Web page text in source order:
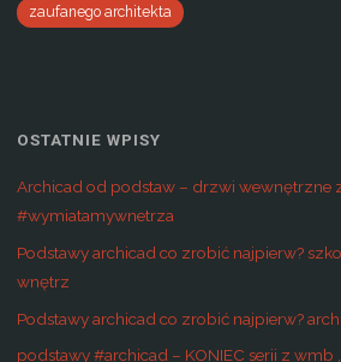
zaufanego architekta
OSTATNIE WPISY
Archicad od podstaw – drzwi wewnętrzne
#wymiatamywnetrza
Podstawy archicad co zrobić najpierw?
wnętrz
Podstawy archicad co zrobić najpierw?
podstawy #archicad – KONIEC serii z wmb